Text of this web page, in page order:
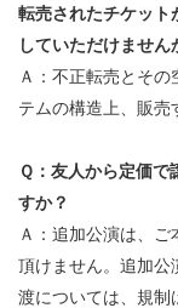
転売されたチケット
していただけません
Ａ：不正転売とそ
テムの構造上、販売
Ｑ：友人から定価
すか？
Ａ：追加公演は、
頂けません。追加公
渡については、規制